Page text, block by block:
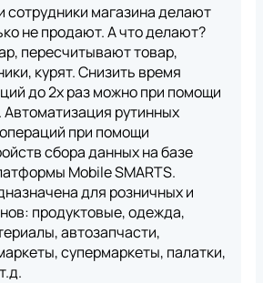
сотрудники магазина делают
не продают. А что делают?
пересчитывают товар,
курят. Снизить время
до 2х раз можно при помощи
рутинных
при помощи
сбора данных на базе
Mobile SMARTS.
для розничных и
продуктовые, одежда,
автозапчасти,
супермаркеты, палатки,
на кнопку, вы
на
обработку
персональных
данных
на кнопку, вы
на
обработку
персональных
на кнопку, вы
на
обработку
персональных
данных
на кнопку, вы даете согласие на
персональных данных